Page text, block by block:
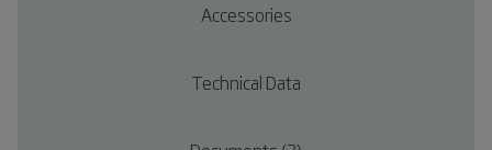
Accessories
Technical Data